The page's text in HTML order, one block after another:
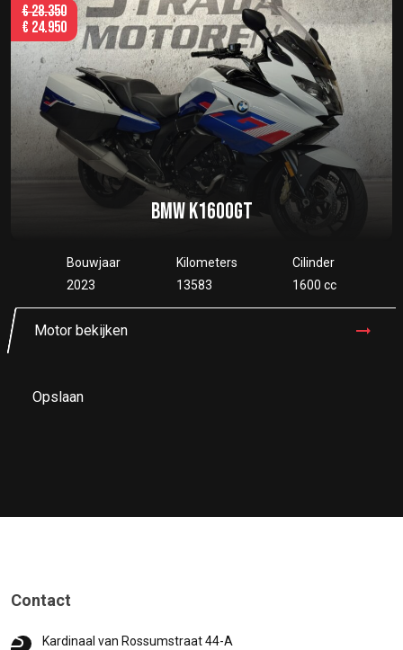
BMW K1600GT
Bouwjaar
2023
Kilometers
13583
Cilinder
1600 cc
Motor bekijken
€28.350
€ 24.950
Opslaan
Contact
Kardinaal van Rossumstraat 44-A